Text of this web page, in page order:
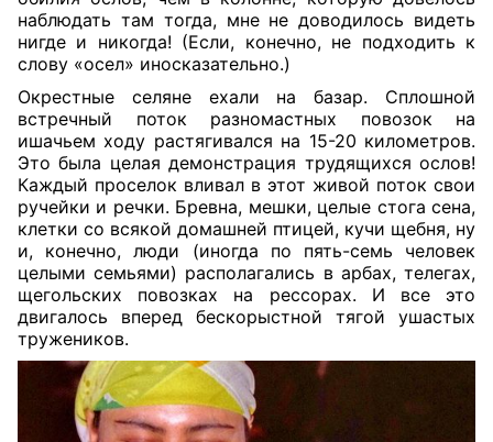
наблюдать там тогда, мне не доводилось видеть
нигде и никогда! (Если, конечно, не подходить к
слову «осел» иносказательно.)
Окрестные селяне ехали на базар. Сплошной
встречный поток разномастных повозок на
ишачьем ходу растягивался на 15-20 километров.
Это была целая демонстрация трудящихся ослов!
Каждый проселок вливал в этот живой поток свои
ручейки и речки. Бревна, мешки, целые стога сена,
клетки со всякой домашней птицей, кучи щебня, ну
и, конечно, люди (иногда по пять-семь человек
целыми семьями) располагались в арбах, телегах,
щегольских повозках на рессорах. И все это
двигалось вперед бескорыстной тягой ушастых
тружеников.